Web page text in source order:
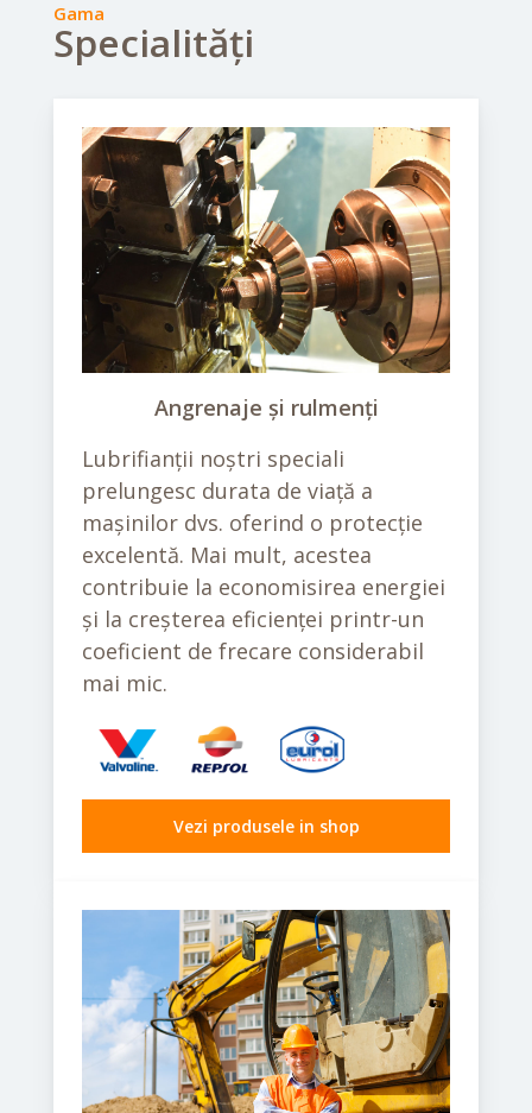
Gama
Specialități
Angrenaje și rulmenți
Lubrifianții noștri speciali
prelungesc durata de viață a
mașinilor dvs. oferind o protecție
excelentă. Mai mult, acestea
contribuie la economisirea energiei
și la creșterea eficienței printr-un
coeficient de frecare considerabil
mai mic.
Vezi produsele in shop